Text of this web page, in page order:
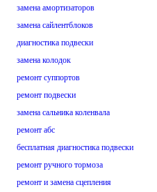
замена амортизаторов
замена сайлентблоков
диагностика подвески
замена колодок
ремонт суппортов
ремонт подвески
замена сальника коленвала
ремонт абс
бесплатная диагностика подвески
ремонт ручного тормоза
ремонт и замена сцепления